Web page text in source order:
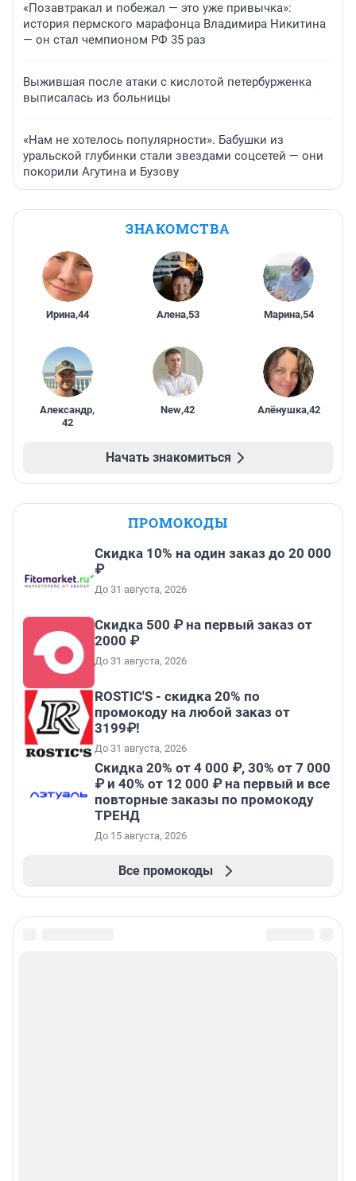
«Позавтракал и побежал — это уже привычка»:
история пермского марафонца Владимира Никитина
— он стал чемпионом РФ 35 раз
Выжившая после атаки с кислотой петербурженка
выписалась из больницы
«Нам не хотелось популярности». Бабушки из
уральской глубинки стали звездами соцсетей — они
покорили Агутина и Бузову
ЗНАКОМСТВА
Ирина,44 Алена,53 Марина,54
Александр,
42
New,42 Алёнушка,42
Начать знакомиться
ПРОМОКОДЫ
Скидка 10% на один заказ до 20 000
₽
До 31 августа, 2026
Скидка 500 ₽ на первый заказ от
2000 ₽
До 31 августа, 2026
ROSTIC'S - скидка 20% по
промокоду на любой заказ от
3199₽!
До 31 августа, 2026
Скидка 20% от 4 000 ₽, 30% от 7 000
₽ и 40% от 12 000 ₽ на первый и все
повторные заказы по промокоду
ТРЕНД
До 15 августа, 2026
Все промокоды